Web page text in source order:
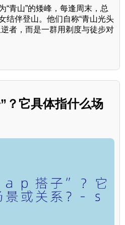
“青山”的矮峰，每逢周末，总
结伴登山。他们自称“青山光头
者，而是一群用剃度与徒步对
？它具体指什么场